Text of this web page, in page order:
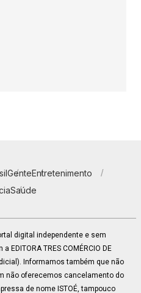
GenteEntretenimento
Saúde
digital independente e sem
TRES COMÉRCIO DE
Informamos também que não
não oferecemos cancelamento do
de nome ISTOÉ, tampouco